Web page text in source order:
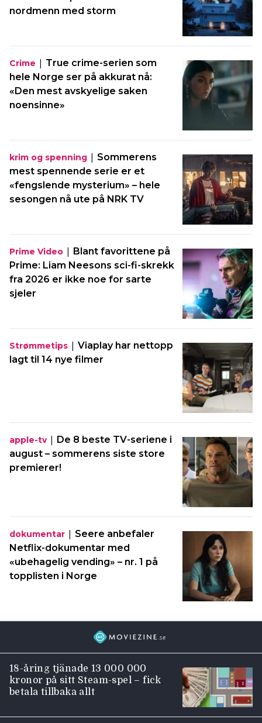
nordmenn med storm
Crime | True crime-serien som
hele Norge ser på akkurat nå:
«Den mest avskyelige saken
noensinne»
krim og spenning | Sommerens
mest spennende serie er et
«fengslende mysterium» – hele
sesongen nå ute på NRK TV
Prime Video | Blant favorittene på
Prime: Liam Neesons sci-fi-skrekk
fra 2026 er ikke noe for sarte
sjeler
Strømmetips | Viaplay har nettopp
lagt til 14 nye filmer
apple-tv| De 8 beste TV-seriene i
august – sommerens siste store
premierer!
dokumentar | Seere anbefaler
Netflix-dokumentar med
«ubehagelig vending» – nr. 1 på
topplisten i Norge
18-åring tjänade 13 000 000
kronor på sitt Steam-spel – fick
betala tillbaka allt